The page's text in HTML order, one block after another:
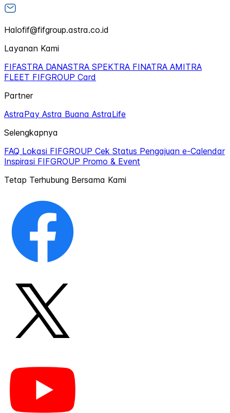
Halofif@fifgroup.astra.co.id
Layanan Kami
FIFASTRA DANASTRA SPEKTRA FINATRA AMITRA
FLEET FIFGROUP Card
Partner
AstraPay Astra Buana AstraLife
Selengkapnya
FAQ Lokasi FIFGROUP Cek Status Pengajuan e-Calendar
Inspirasi FIFGROUP Promo & Event
Tetap Terhubung Bersama Kami